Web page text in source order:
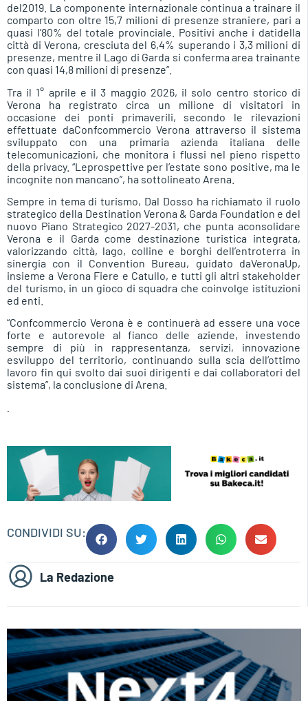
del2019. La componente internazionale continua a trainare il
comparto con oltre 15,7 milioni di presenze straniere, pari a
quasi l’80% del totale provinciale. Positivi anche i datidella
città di Verona, cresciuta del 6,4% superando i 3,3 milioni di
presenze, mentre il Lago di Garda si conferma area trainante
con quasi 14,8 milioni di presenze”.
Tra il 1° aprile e il 3 maggio 2026, il solo centro storico di
Verona ha registrato circa un milione di visitatori in
occasione dei ponti primaverili, secondo le rilevazioni
effettuate daConfcommercio Verona attraverso il sistema
sviluppato con una primaria azienda italiana delle
telecomunicazioni, che monitora i flussi nel pieno rispetto
della privacy. “Leprospettive per l’estate sono positive, ma le
incognite non mancano”, ha sottolineato Arena.
Sempre in tema di turismo, Dal Dosso ha richiamato il ruolo
strategico della Destination Verona & Garda Foundation e del
nuovo Piano Strategico 2027-2031, che punta aconsolidare
Verona e il Garda come destinazione turistica integrata,
valorizzando città, lago, colline e borghi dell’entroterra in
sinergia con il Convention Bureau, guidato daVeronaUp,
insieme a Verona Fiere e Catullo, e tutti gli altri stakeholder
del turismo, in un gioco di squadra che coinvolge istituzioni
ed enti.
“Confcommercio Verona è e continuerà ad essere una voce
forte e autorevole al fianco delle aziende, investendo
sempre di più in rappresentanza, servizi, innovazione
esviluppo del territorio, continuando sulla scia dell’ottimo
lavoro fin qui svolto dai suoi dirigenti e dai collaboratori del
sistema”, la conclusione di Arena.
CONDIVIDI SU:
La Redazione